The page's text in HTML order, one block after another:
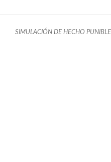
SIMULACIÓN DE HECHO PUNIBLE